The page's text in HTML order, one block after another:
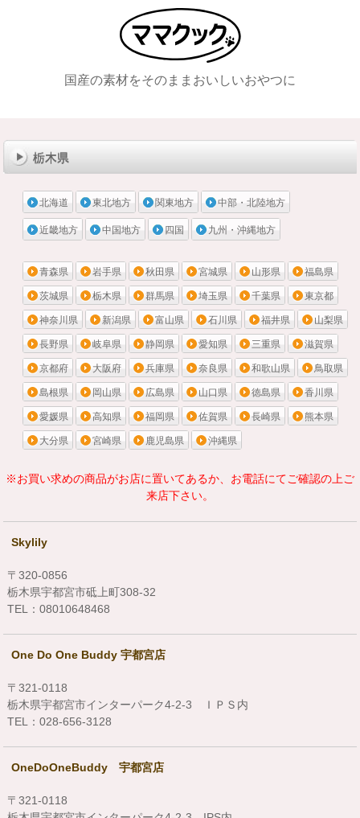
国産の素材をそのままおいしいおやつに
栃木県
北海道 東北地方 関東地方 中部・北陸地方
近畿地方 中国地方 四国 九州・沖縄地方
青森県 岩手県 秋田県 宮城県 山形県 福島県
茨城県 栃木県 群馬県 埼玉県 千葉県 東京都
神奈川県 新潟県 富山県 石川県 福井県 山梨県
長野県 岐阜県 静岡県 愛知県 三重県 滋賀県
京都府 大阪府 兵庫県 奈良県 和歌山県 鳥取県
島根県 岡山県 広島県 山口県 徳島県 香川県
愛媛県 高知県 福岡県 佐賀県 長崎県 熊本県
大分県 宮崎県 鹿児島県 沖縄県
※お買い求めの商品がお店に置いてあるか、お電話にてご確認の上ご
来店下さい。
Skylily
〒320-0856
栃木県宇都宮市砥上町308-32
TEL：08010648468
One Do One Buddy 宇都宮店
〒321-0118
栃木県宇都宮市インターパーク4-2-3 ＩＰＳ内
TEL：028-656-3128
OneDoOneBuddy 宇都宮店
〒321-0118